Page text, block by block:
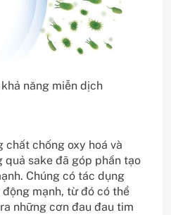
năng miễn dịch
chất chống oxy hoá và
sake đã góp phần tạo
Chúng có tác dụng
mạnh, từ đó có thể
những cơn đau đau tim